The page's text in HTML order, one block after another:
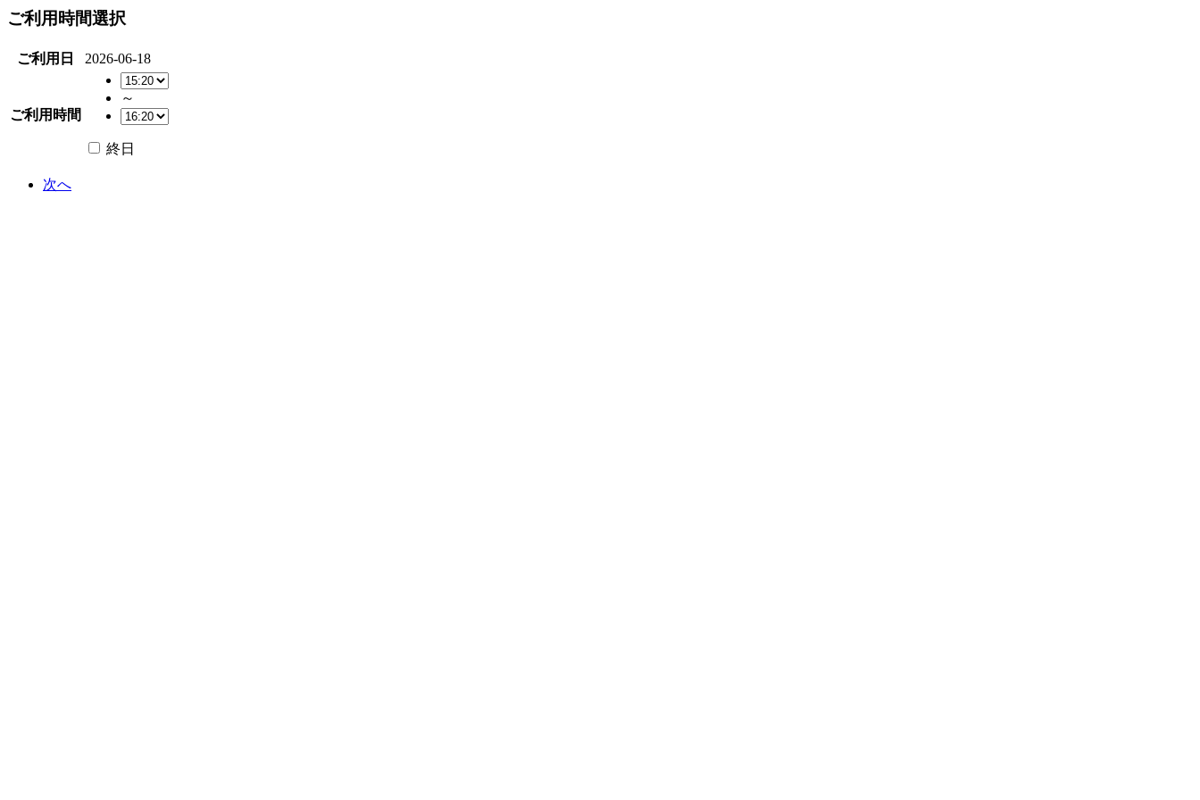
ご利用時間選択
ご利用日 2026-06-18
ご利用時間
～
終日
次へ